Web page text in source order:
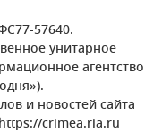
57640.
унитарное
агентство
и новостей сайта
crimea.ria.ru